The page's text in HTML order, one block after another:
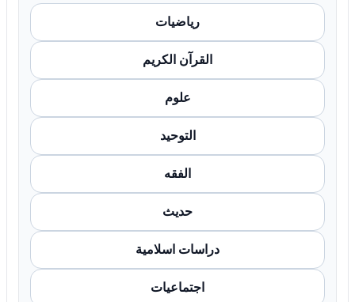
رياضيات
القرآن الكريم
علوم
التوحيد
الفقه
حديث
دراسات اسلامية
اجتماعيات